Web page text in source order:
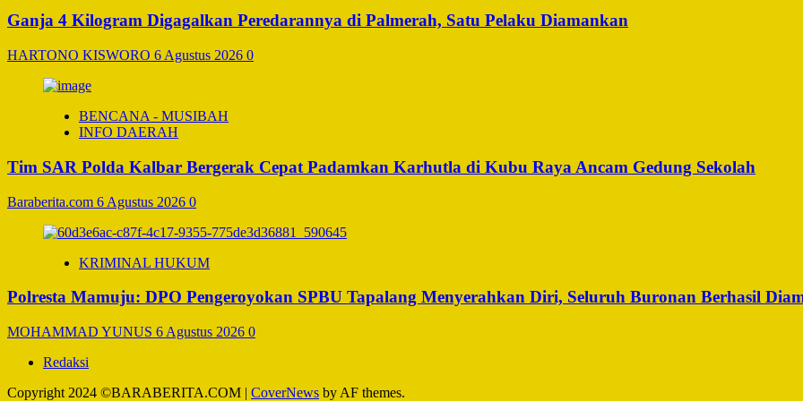
Ganja 4 Kilogram Digagalkan Peredarannya di Palmerah, Satu Pelaku Diamankan
HARTONO KISWORO 6 Agustus 2026 0
BENCANA - MUSIBAH
INFO DAERAH
Tim SAR Polda Kalbar Bergerak Cepat Padamkan Karhutla di Kubu Raya Ancam Gedung Sekolah
Baraberita.com 6 Agustus 2026 0
KRIMINAL HUKUM
Polresta Mamuju: DPO Pengeroyokan SPBU Tapalang Menyerahkan Diri, Seluruh Buronan Berhasil
MOHAMMAD YUNUS 6 Agustus 2026 0
Redaksi
Copyright 2024 ©BARABERITA.COM | CoverNews by AF themes.